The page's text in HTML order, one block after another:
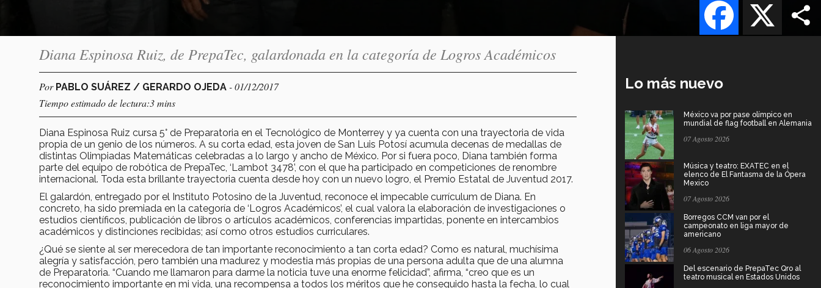
Diana Espinosa Ruiz, de PrepaTec, galardonada en la categoría de Logros Académicos
Por PABLO SUÁREZ / GERARDO OJEDA - 01/12/2017
Tiempo estimado de lectura:3 mins
Diana Espinosa Ruiz cursa 5° de Preparatoria en el Tecnológico de Monterrey y ya cuenta con una trayectoria de vida
propia de un genio de los números. A su corta edad, esta joven de San Luis Potosí acumula decenas de medallas de
distintas Olimpiadas Matemáticas celebradas a lo largo y ancho de México. Por si fuera poco, Diana también forma
parte del equipo de robótica de PrepaTec, ‘Lambot 3478’, con el que ha participado en competiciones de renombre
internacional. Toda esta brillante trayectoria cuenta desde hoy con un nuevo logro, el Premio Estatal de Juventud 2017.
El galardón, entregado por el Instituto Potosino de la Juventud, reconoce el impecable currículum de Diana. En
concreto, ha sido premiada en la categoría de ‘Logros Académicos’, el cual valora la elaboración de investigaciones o
estudios científicos, publicación de libros o artículos académicos, conferencias impartidas, ponente en intercambios
académicos y distinciones recibidas; así como otros estudios curriculares.
¿Qué se siente al ser merecedora de tan importante reconocimiento a tan corta edad? Como es natural, muchísima
alegría y satisfacción, pero también una madurez y modestia más propias de una persona adulta que de una alumna
de Preparatoria. “Cuando me llamaron para darme la noticia tuve una enorme felicidad”, afirma, “creo que es un
reconocimiento importante en mi vida, una recompensa a todos los méritos que he conseguido hasta la fecha, lo cual
Lo más nuevo
México va por pase olímpico en
mundial de flag football en Alemania
07 Agosto 2026
Música y teatro: EXATEC en el
elenco de El Fantasma de la Ópera
Mexico
07 Agosto 2026
Borregos CCM van por el
campeonato en liga mayor de
americano
06 Agosto 2026
Del escenario de PrepaTec Qro al
teatro musical en Estados Unidos